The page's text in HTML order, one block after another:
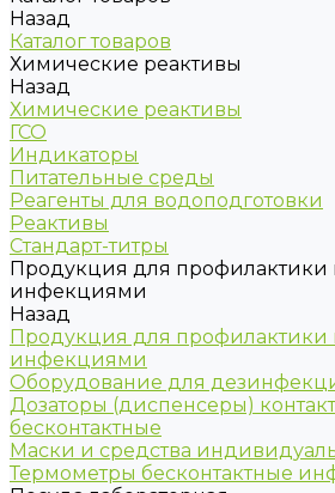
Назад
Каталог товаров
Химические реактивы
Назад
Химические реактивы
ГСО
Индикаторы
Питательные среды
Реагенты для водоподготовки
Реактивы
Стандарт-титры
Продукция для профилактики
инфекциями
Назад
Продукция для профилактики
инфекциями
Оборудование для
Дозаторы (диспенсеры)
бесконтактные
Маски и средства
Термометры бесконтактные